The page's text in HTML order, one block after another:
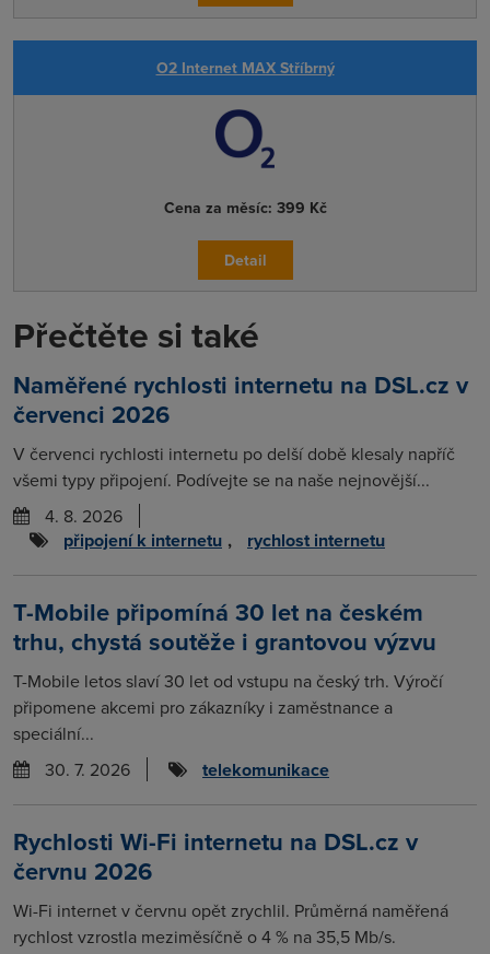
O2 Internet MAX Stříbrný
Cena za měsíc: 399 Kč
Detail
Přečtěte si také
Naměřené rychlosti internetu na DSL.cz v
červenci 2026
V červenci rychlosti internetu po delší době klesaly napříč
všemi typy připojení. Podívejte se na naše nejnovější...
4. 8. 2026
připojení k internetu , rychlost internetu
T-Mobile připomíná 30 let na českém
trhu, chystá soutěže i grantovou výzvu
T-Mobile letos slaví 30 let od vstupu na český trh. Výročí
připomene akcemi pro zákazníky i zaměstnance a
speciální...
30. 7. 2026
telekomunikace
Rychlosti Wi-Fi internetu na DSL.cz v
červnu 2026
Wi-Fi internet v červnu opět zrychlil. Průměrná naměřená
rychlost vzrostla meziměsíčně o 4 % na 35,5 Mb/s.